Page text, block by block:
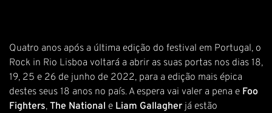
Quatro anos após a última edição do festival em Portugal, o
Rock in Rio Lisboa voltará a abrir as suas portas nos dias 18,
19, 25 e 26 de junho de 2022, para a edição mais épica
destes seus 18 anos no país. A espera vai valer a pena e Foo
Fighters, The National e Liam Gallagher já estão